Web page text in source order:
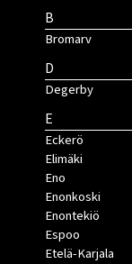
B
Bromarv
D
Degerby
E
Eckerö
Elimäki
Eno
Enonkoski
Enontekiö
Espoo
Etelä-Karjala